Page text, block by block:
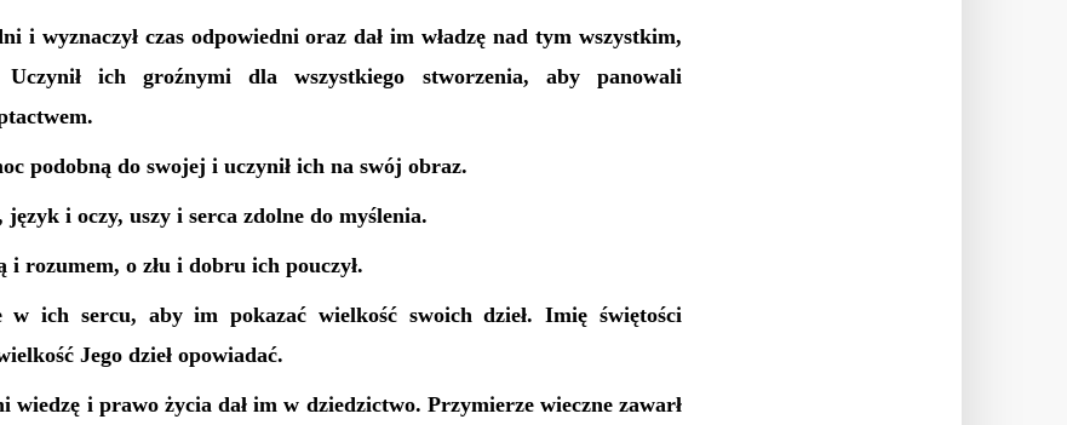
i wyznaczył czas odpowiedni oraz dał im władzę nad tym wszystkim,
ich groźnymi dla wszystkiego stworzenia, aby panowali
podobną do swojej i uczynił ich na swój obraz.
język i oczy, uszy i serca zdolne do myślenia.
i rozumem, o złu i dobru ich pouczył.
w ich sercu, aby im pokazać wielkość swoich dzieł. Imię świętości
Jego dzieł opowiadać.
wiedzę i prawo życia dał im w dziedzictwo. Przymierze wieczne zawarł